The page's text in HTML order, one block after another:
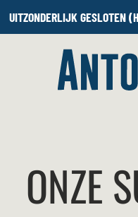
UITZONDERLIJK GESLOTEN
ONZE